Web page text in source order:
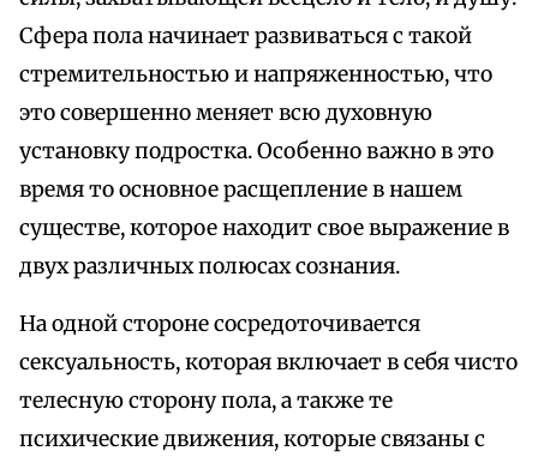
Сфера пола начинает развиваться с такой
стремительностью и напряженностью, что
это совершенно меняет всю духовную
установку подростка. Особенно важно в это
время то основное расщепление в нашем
существе, которое находит свое выражение в
двух различных полюсах сознания.
На одной стороне сосредоточивается
сексуальность, которая включает в себя чисто
телесную сторону пола, а также те
психические движения, которые связаны с